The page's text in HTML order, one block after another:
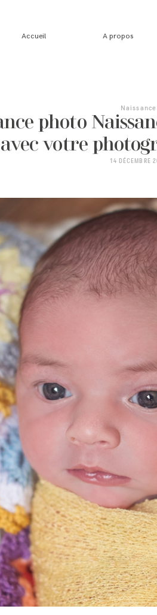
Accueil A propos
Naissance
photo
avec votre
14 DÉCEMBRE